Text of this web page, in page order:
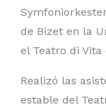
de Bizet en la
el Teatro di
Realizó las
estable del